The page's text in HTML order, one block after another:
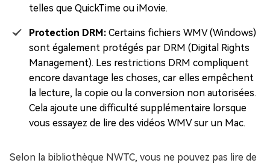
telles que QuickTime ou iMovie.
Protection DRM: Certains fichiers WMV (Windows)
sont également protégés par DRM (Digital Rights
Management). Les restrictions DRM compliquent
encore davantage les choses, car elles empêchent
la lecture, la copie ou la conversion non autorisées.
Cela ajoute une difficulté supplémentaire lorsque
vous essayez de lire des vidéos WMV sur un Mac.
Selon la bibliothèque NWTC, vous ne pouvez pas lire de